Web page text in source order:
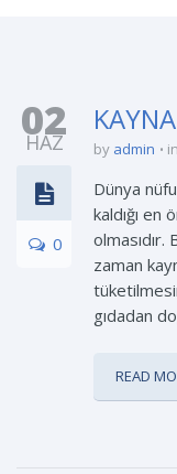
02
HAZ
0
by admin in
Dünya
kaldığı en
zaman
gıdadan
READ